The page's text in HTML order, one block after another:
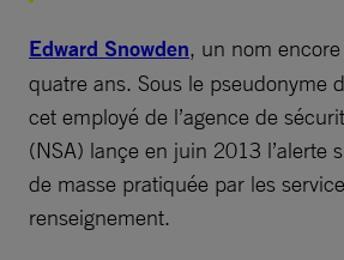
Edward Snowden, un nom
quatre ans. Sous le pseudonyme
cet employé de l’agence de
(NSA) lançe en juin 2013 l’alerte
de masse pratiquée par les
renseignement.